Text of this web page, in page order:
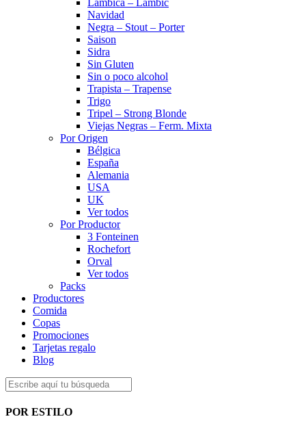
Lámbica – Lambic
Navidad
Negra – Stout – Porter
Saison
Sidra
Sin Gluten
Sin o poco alcohol
Trapista – Trapense
Trigo
Tripel – Strong Blonde
Viejas Negras – Ferm. Mixta
Por Origen
Bélgica
España
Alemania
USA
UK
Ver todos
Por Productor
3 Fonteinen
Rochefort
Orval
Ver todos
Packs
Productores
Comida
Copas
Promociones
Tarjetas regalo
Blog
POR ESTILO